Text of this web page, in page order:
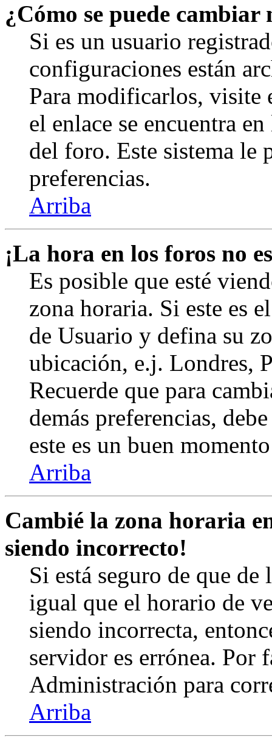
¿Cómo se puede
Si es un usuario
configuraciones están
Para modificarlos, visite
el enlace se encuentra
del foro. Este sistema le
preferencias.
Arriba
¡La hora en los foros no
Es posible que esté
zona horaria. Si este es
de Usuario y defina su
ubicación, e.j. Londres,
Recuerde que para
demás preferencias,
este es un buen
Arriba
Cambié la zona horaria
siendo incorrecto!
Si está seguro de que
igual que el horario de
siendo incorrecta,
servidor es errónea. Por
Administración para
Arriba